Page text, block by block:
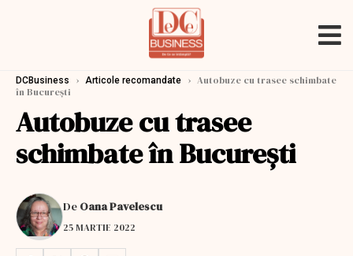
DCBusiness › Articole recomandate › Autobuze cu trasee schimbate
în București
Autobuze cu trasee
schimbate în București
De Oana Pavelescu
25 MARTIE 2022